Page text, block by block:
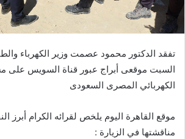
تفقد الدكتور محمود عصمت وزير الكهرباء
السبت موقعى أبراج عبور قناة السويس على
الكهربائي المصرى السعودى
موقع القاهرة اليوم يلخص لقرائه الكرام أبرز
مناقشتها في الزيارة :